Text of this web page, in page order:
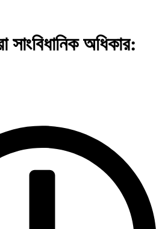
সাংবিধানিক অধিকার: